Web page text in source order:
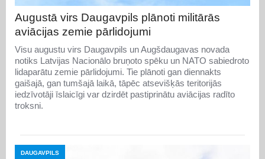
Augustā virs Daugavpils plānoti militārās
aviācijas zemie pārlidojumi
Visu augustu virs Daugavpils un Augšdaugavas novada
notiks Latvijas Nacionālo bruņoto spēku un NATO sabiedroto
lidaparātu zemie pārlidojumi. Tie plānoti gan diennakts
gaišajā, gan tumšajā laikā, tāpēc atsevišķās teritorijās
iedzīvotāji īslaicīgi var dzirdēt pastiprinātu aviācijas radīto
troksni.
DAUGAVPILS